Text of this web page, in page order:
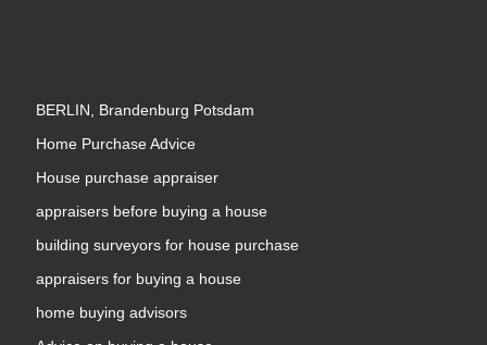
BERLIN, Brandenburg Potsdam
Home Purchase Advice
House purchase appraiser
appraisers before buying a house
building surveyors for house purchase
appraisers for buying a house
home buying advisors